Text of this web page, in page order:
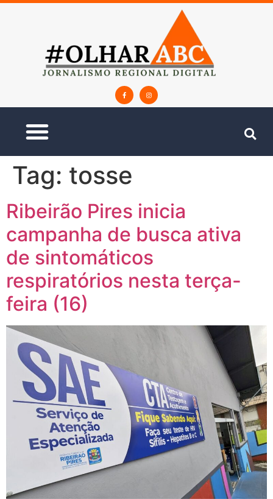
Tag: tosse
Ribeirão Pires inicia
campanha de busca ativa
de sintomáticos
respiratórios nesta terça-
feira (16)